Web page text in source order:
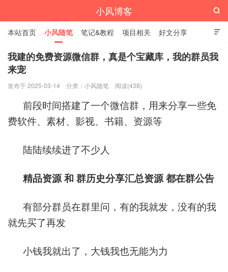
小风博客

本站首页 小风随笔 笔记&教程 项目相关 好文分享
栏目汇总

我建的免费资源微信群，真是个宝藏库，我的群员我
来宠
发布于 2025-03-14 分类： 小风随笔 阅读(438)
前段时间搭建了一个微信群，用来分享一些免
费软件、素材、影视、书籍、资源等
陆陆续续进了不少人
精品资源 和 群历史分享汇总资源 都在群公告
有部分群员在群里问，有的我就发，没有的我
就先买了再发
小钱我就出了，大钱我也无能为力